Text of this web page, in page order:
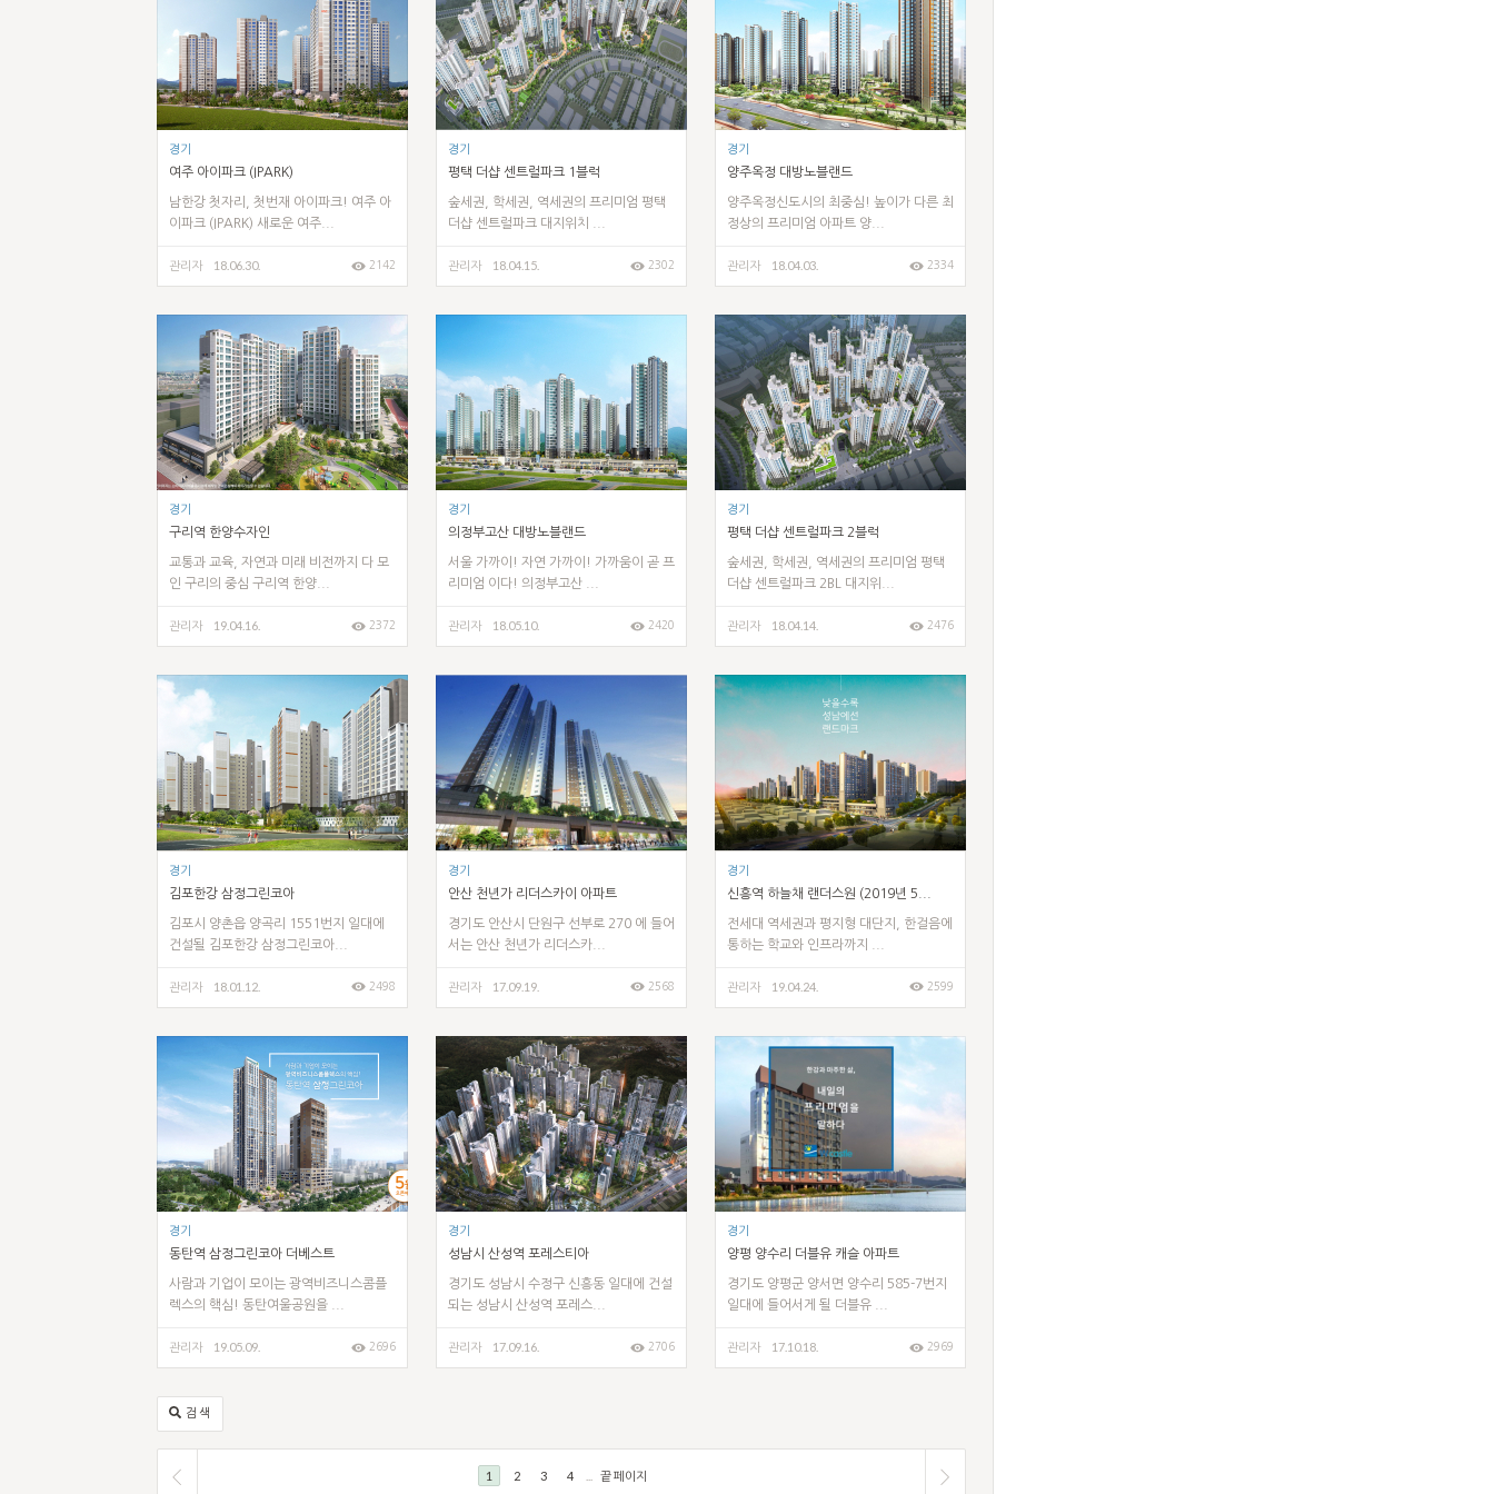
경기
여주 아이파크 (IPARK)
남한강 첫자리, 첫번재 아이파크! 여주 아
이파크 (IPARK) 새로운 여주...
관리자 18.06.30. 2142
경기
평택 더샵 센트럴파크 1블럭
숲세권, 학세권, 역세권의 프리미엄 평택
더샵 센트럴파크 대지위치 ...
관리자 18.04.15. 2302
경기
양주옥정 대방노블랜드
양주옥정신도시의 최중심! 높이가 다른 최
정상의 프리미엄 아파트 양...
관리자 18.04.03. 2334
경기
구리역 한양수자인
교통과 교육, 자연과 미래 비전까지 다 모
인 구리의 중심 구리역 한양...
관리자 19.04.16. 2372
경기
의정부고산 대방노블랜드
서울 가까이! 자연 가까이! 가까움이 곧 프
리미엄 이다! 의정부고산 ...
관리자 18.05.10. 2420
경기
평택 더샵 센트럴파크 2블럭
숲세권, 학세권, 역세권의 프리미엄 평택
더샵 센트럴파크 2BL 대지위...
관리자 18.04.14. 2476
경기
김포한강 삼정그린코아
김포시 양촌읍 양곡리 1551번지 일대에
건설될 김포한강 삼정그린코아...
관리자 18.01.12. 2498
경기
안산 천년가 리더스카이 아파트
경기도 안산시 단원구 선부로 270 에 들어
서는 안산 천년가 리더스카...
관리자 17.09.19. 2568
경기
신흥역 하늘채 랜더스원 (2019년 5...
전세대 역세권과 평지형 대단지, 한걸음에
통하는 학교와 인프라까지 ...
관리자 19.04.24. 2599
경기
동탄역 삼정그린코아 더베스트
사람과 기업이 모이는 광역비즈니스콤플
렉스의 핵심! 동탄여울공원을 ...
관리자 19.05.09. 2696
경기
성남시 산성역 포레스티아
경기도 성남시 수정구 신흥동 일대에 건설
되는 성남시 산성역 포레스...
관리자 17.09.16. 2706
경기
양평 양수리 더블유 캐슬 아파트
경기도 양평군 양서면 양수리 585-7번지
일대에 들어서게 될 더블유 ...
관리자 17.10.18. 2969
검색
1 2 3 4 끝 페이지